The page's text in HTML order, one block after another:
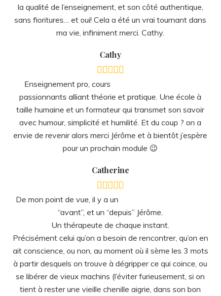
Catherine
“avant”, et un “depuis” Jérôme.
Un thérapeute de chaque instant.
Précisément celui qu’on a besoin de rencontrer, qu’on en
ait conscience, ou non, au moment où il sème les 3 mots
à partir desquels on trouve à dégripper ce qui coince, ou
se libérer de vieux machins (l’éviter furieusement, si on
tient à rester une vieille chenille aigrie, dans son bon
vieux cocon!)
Un formateur inspirant, avec toutes les compétences
que cela suppose, pour l’être sur chaque expiration, et
sans en avoir l’air!
Une des rares personnes à avoir acquis ma confiance
par son intégrité, son authenticité, sa générosité, et la
rigueur qu’il dévoue entièrement à transmettre ces
valeurs essentielles, par l’exemple.
Un modèle d’humilité, de simplicité et de congruence.
Tout chez lui semble dire: “rien ne compte plus que